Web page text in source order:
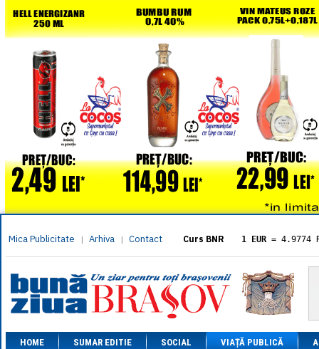
Mica Publicitate | Arhiva | Contact Curs BNR 1 EUR = 4.9774
= 5.8304
1 XAU= 464.4611
1 AED= 1.1933
1 AUD= 2.7957
1 BGN= 2.5449
1 CAD= 3.1559
HOME SUMAR EDITIE SOCIAL VIAȚĂ PUBLICĂ